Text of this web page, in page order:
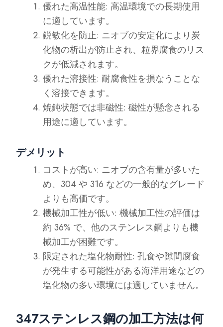
優れた高温性能: 高温環境での長期使用
に適しています。
鋭敏化を防止: ニオブの安定化により炭
化物の析出が防止され、粒界腐食のリス
クが低減されます。
優れた溶接性: 耐腐食性を損なうことな
く溶接できます。
焼鈍状態では非磁性: 磁性が懸念される
用途に適しています。
デメリット
コストが高い: ニオブの含有量が多いた
め、304 や 316 などの一般的なグレード
よりも高価です。
機械加工性が低い: 機械加工性の評価は
約 36% で、他のステンレス鋼よりも機
械加工が困難です。
限定された塩化物耐性: 孔食や隙間腐食
が発生する可能性がある海洋用途などの
塩化物の多い環境には適していません。
347ステンレス鋼の加工方法は何